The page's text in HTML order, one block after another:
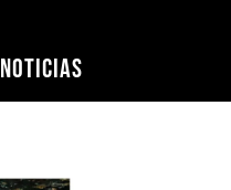
Noticias